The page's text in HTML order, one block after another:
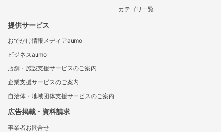
カテゴリ一覧
提供サービス
おでかけ情報メディアaumo
ビジネスaumo
店舗・施設支援サービスのご案内
企業支援サービスのご案内
自治体・地域団体支援サービスのご案内
広告掲載・資料請求
事業者お問合せ